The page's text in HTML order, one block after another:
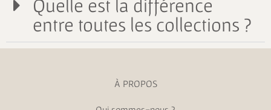
Quelle est la différence
entre toutes les collections ?
À PROPOS